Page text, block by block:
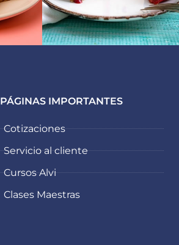
PÁGINAS IMPORTANTES
Cotizaciones
Servicio al cliente
Cursos Alvi
Clases Maestras